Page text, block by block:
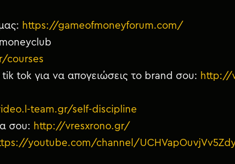
https://gameofmoneyforum.com/
courses
tik tok για να απογειώσεις το brand σου: http://
team.gr/self-discipline
σου: http://vresxrono.gr/
youtube.com/channel/